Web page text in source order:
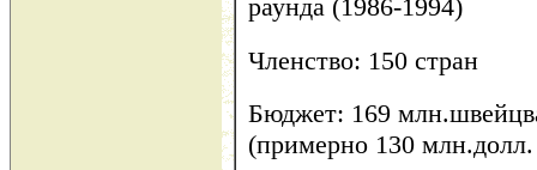
раунда (1986-1994)
Членство: 150 стран
Бюджет: 169
(примерно 130